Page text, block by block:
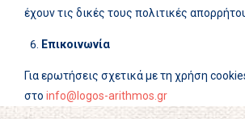
έχουν τις δικές τους πολιτικές
Επικοινωνία
Για ερωτήσεις σχετικά με τη χρήση
στο info@logos-arithmos.gr